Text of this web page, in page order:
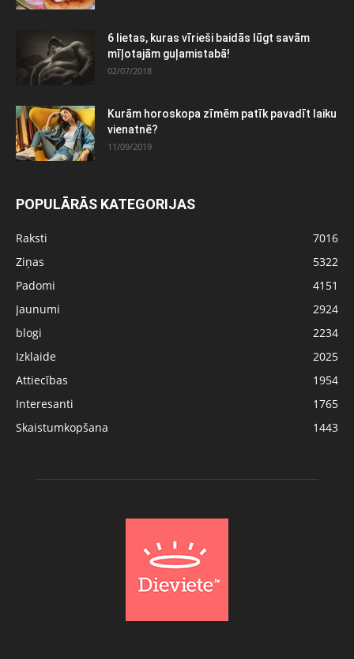
6 lietas, kuras vīrieši baidās lūgt savām
mīļotajām guļamistabā!
02/07/2018
Kurām horoskopa zīmēm patīk pavadīt laiku
vienatnē?
11/09/2019
POPULĀRĀS KATEGORIJAS
Raksti
7016
Ziņas
5322
Padomi
4151
Jaunumi
2924
blogi
2234
Izklaide
2025
Attiecības
1954
Interesanti
1765
Skaistumkopšana
1443